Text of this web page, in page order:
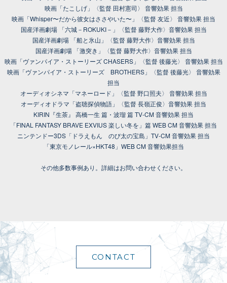
映画「たこしげ」〈監督 田村憲司〉 音響効果 担当
映画「Whisper〜だから彼女はささやいた〜」〈監督 友近〉 音響効果 担当
国産洋画劇場 「六城－ROKUKI－」〈監督 藤野大作〉音響効果 担当
国産洋画劇場 「船と氷山」〈監督 藤野大作〉音響効果 担当
国産洋画劇場 「激突き」〈監督 藤野大作〉音響効果 担当
映画「ヴァンパイア・ストーリーズ CHASERS」〈監督 後藤光〉 音響効果 担当
映画「ヴァンパイア・ストーリーズ BROTHERS」〈監督 後藤光〉 音響効果
担当
オーディオシネマ「マネーロード」〈監督 野口照夫〉 音響効果 担当
オーディオドラマ「盗聴探偵物語」〈監督 長嶺正俊〉音響効果 担当
KIRIN『生茶』 高橋一生 篇・波瑠 篇 TV-CM 音響効果 担当
「FINAL FANTASY BRAVE EXVIUS 楽しい冬を」篇 WEB CM 音響効果 担当
ニンテンドー3DS「ドラえもん のび太の宝島」TV-CM 音響効果 担当
「東京モノレール×HKT48」WEB CM 音響効果担当
その他多数事例あり。詳細はお問い合わせください。
CONTACT